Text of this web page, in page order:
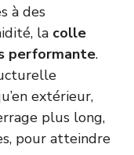
à des
la colle
performante.
extérieur,
plus long,
pour atteindre